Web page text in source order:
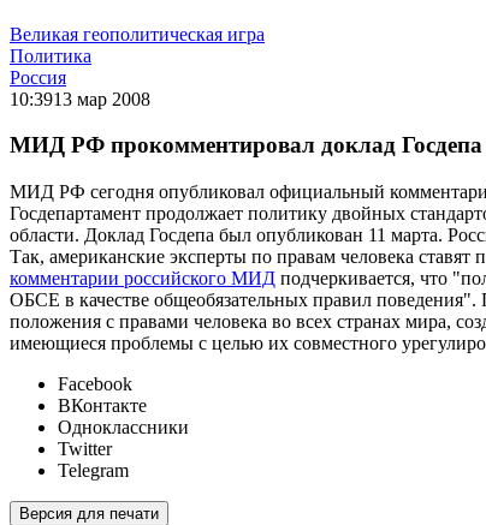
Великая геополитическая игра
Политика
Россия
10:3913 мар 2008
МИД РФ прокомментировал доклад Госдепа
МИД РФ сегодня опубликовал официальный
Госдепартамент продолжает политику двойных
области. Доклад Госдепа был опубликован 11 марта.
Так, американские эксперты по правам человека
комментарии российского МИД подчеркивается, что
ОБСЕ в качестве общеобязательных правил
положения с правами человека во всех странах мира,
имеющиеся проблемы с целью их совместного
Facebook
ВКонтакте
Одноклассники
Twitter
Telegram
Версия для печати